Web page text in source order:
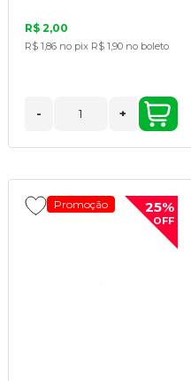
R$ 2,00
R$ 1,86 no pix R$ 1,90 no boleto
- +
Promoção 25%
OFF